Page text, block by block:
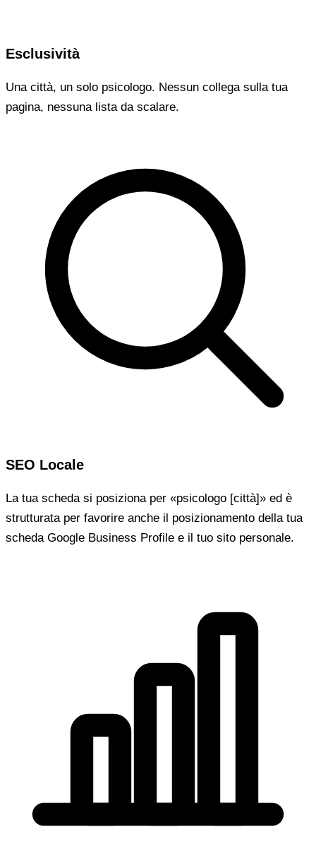
Esclusività
Una città, un solo psicologo. Nessun collega sulla tua
pagina, nessuna lista da scalare.
SEO Locale
La tua scheda si posiziona per «psicologo [città]» ed è
strutturata per favorire anche il posizionamento della tua
scheda Google Business Profile e il tuo sito personale.